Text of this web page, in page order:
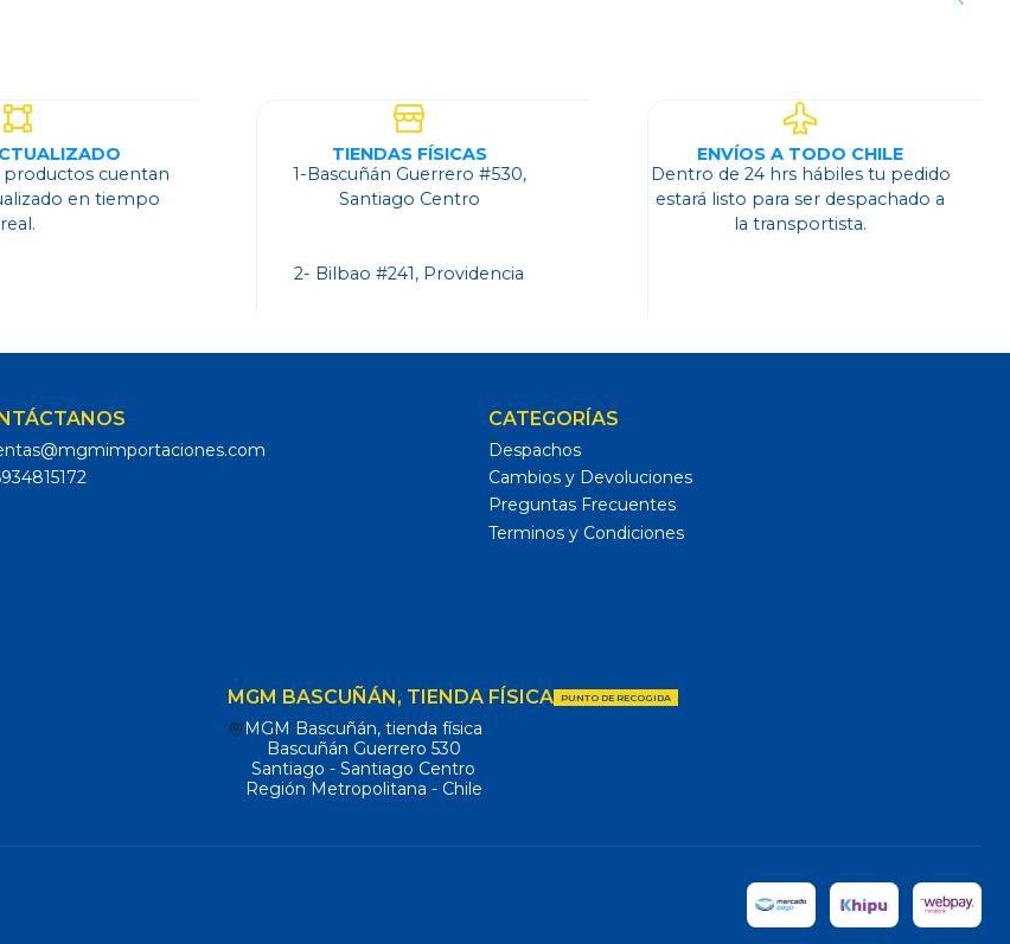
productos cuentan
en tiempo
real.
TIENDAS FÍSICAS
1-Bascuñán Guerrero #530,
Santiago Centro
2- Bilbao #241, Providencia
ENVÍOS A TODO CHILE
Dentro de 24 hrs hábiles tu pedido
estará listo para ser despachado a
la transportista.
CATEGORÍAS
Despachos
Cambios y Devoluciones
Preguntas Frecuentes
Terminos y Condiciones
MGM BASCUÑÁN, TIENDA FÍSICA PUNTO DE RECOGIDA
MGM Bascuñán, tienda física
Bascuñán Guerrero 530
Santiago - Santiago Centro
Región Metropolitana - Chile